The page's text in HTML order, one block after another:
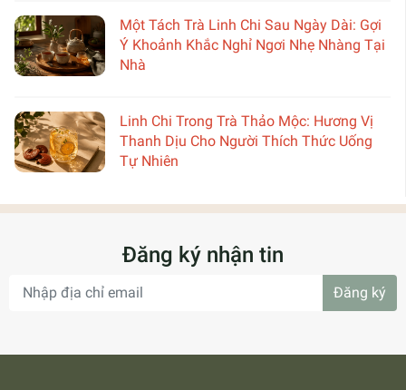
Một Tách Trà Linh Chi Sau Ngày Dài: Gợi
Ý Khoảnh Khắc Nghỉ Ngơi Nhẹ Nhàng Tại
Nhà
Linh Chi Trong Trà Thảo Mộc: Hương Vị
Thanh Dịu Cho Người Thích Thức Uống
Tự Nhiên
Đăng ký nhận tin
Đăng ký